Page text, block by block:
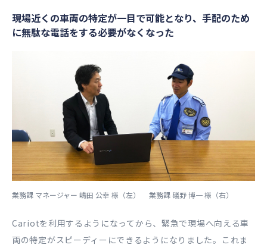
現場近くの車両の特定が一目で可能となり、手配のため
に無駄な電話をする必要がなくなった
業務課 マネージャー 嶋田 公幸 様（左） 業務課 礒野 博一 様（右）
Cariotを利用するようになってから、緊急で現場へ向える車
両の特定がスピーディーにできるようになりました。これま